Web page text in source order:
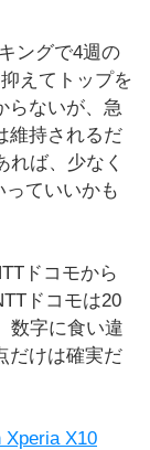
ングで4週の
えてトップを
らないが、急
維持されるだ
れば、少なく
っていいかも
ドコモから
ドコモは20
数字に食い違
だけは確実だ
X10